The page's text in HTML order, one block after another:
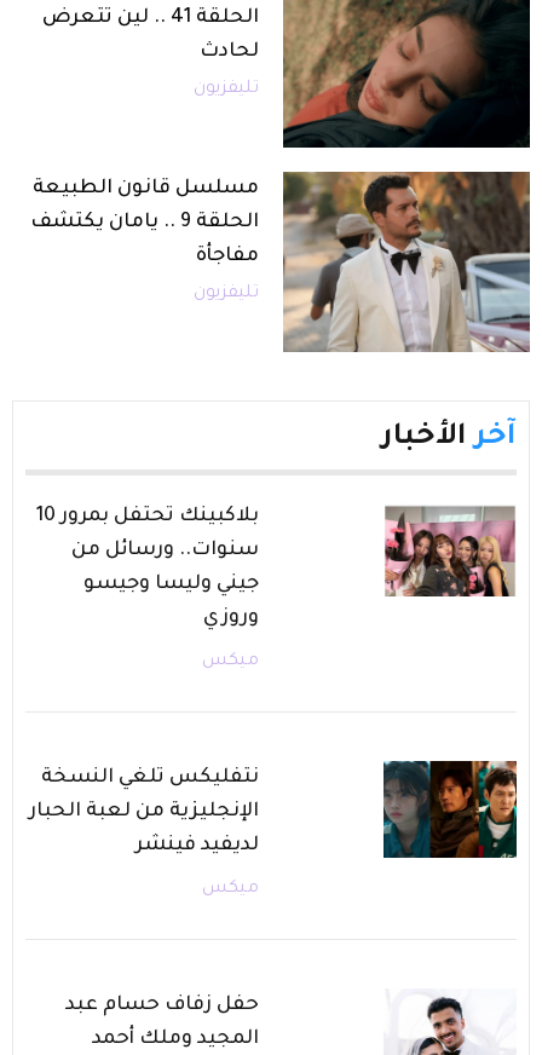
الحلقة 41 .. لين تتعرض
لحادث
تليفزيون
مسلسل قانون الطبيعة
الحلقة 9 .. يامان يكتشف
مفاجأة
تليفزيون
آخر الأخبار
بلاكبينك تحتفل بمرور 10
سنوات.. ورسائل من
جيني وليسا وجيسو
وروزي
ميكس
نتفليكس تلغي النسخة
الإنجليزية من لعبة الحبار
لديفيد فينشر
ميكس
حفل زفاف حسام عبد
المجيد وملك أحمد